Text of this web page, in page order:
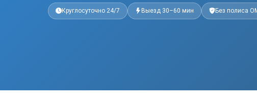
Круглосуточно 24/7 Выезд 30–60 мин Без полиса